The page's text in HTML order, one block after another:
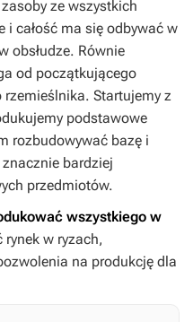
ze wszystkich
i całość ma się odbywać w
obsłudze. Równie
od początkującego
Startujemy z
podstawowe
rozbudowywać bazę i
bardziej
przedmiotów.
wszystkiego w
rynek w ryzach,
na produkcję dla